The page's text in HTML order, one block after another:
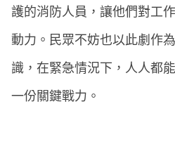
護的消防人員，讓他們對工
動力。民眾不妨也以此劇作
識，在緊急情況下，人人都
一份關鍵戰力。